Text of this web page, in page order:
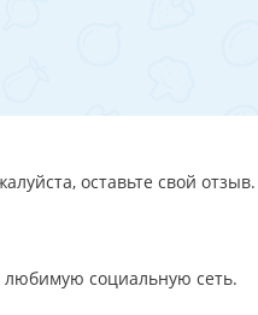
оставьте свой
любимую социальную сеть.